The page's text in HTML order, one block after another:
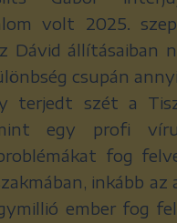
volt 2025.
Dávid állításaiban
csupán
terjedt szét a
egy profi
fog
inkább az
ember fog